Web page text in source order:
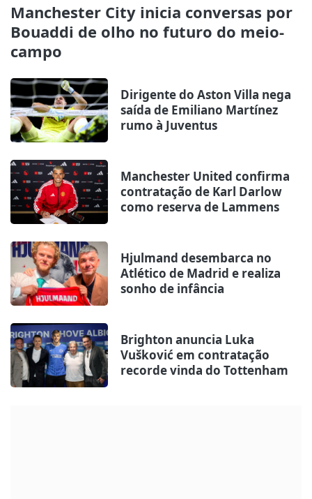
Manchester City inicia conversas por
Bouaddi de olho no futuro do meio-
campo
Dirigente do Aston Villa nega
saída de Emiliano Martínez
rumo à Juventus
Manchester United confirma
contratação de Karl Darlow
como reserva de Lammens
Hjulmand desembarca no
Atlético de Madrid e realiza
sonho de infância
Brighton anuncia Luka
Vušković em contratação
recorde vinda do Tottenham